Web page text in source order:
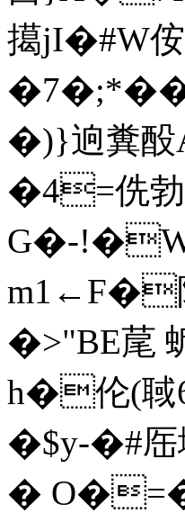
擖jI�#W
�7�;*�
�)}逈糞
�4=侁勃
G�-
m1←F�
�>"BE荱
h�伦(聝
�$y‐�#
�